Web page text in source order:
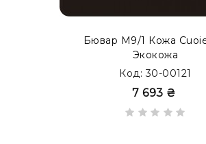
Возможно изготовление
Бювар М9/1 Кожа
Экокожа
Код: 30-00121
7 693 ₴